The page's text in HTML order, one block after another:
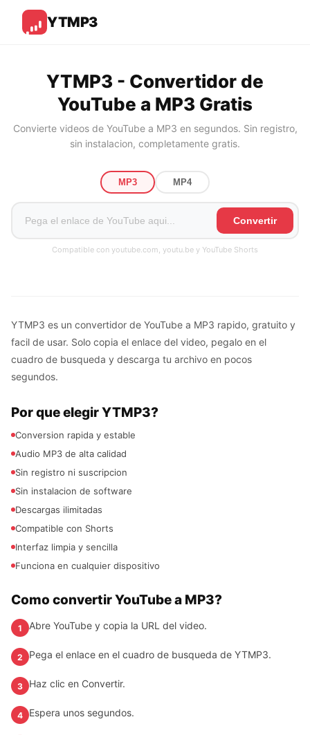
YTMP3
YTMP3 - Convertidor de
YouTube a MP3 Gratis
Convierte videos de YouTube a MP3 en segundos. Sin registro,
sin instalacion, completamente gratis.
MP3 MP4
Convertir
Compatible con youtube.com, youtu.be y YouTube Shorts
YTMP3 es un convertidor de YouTube a MP3 rapido, gratuito y
facil de usar. Solo copia el enlace del video, pegalo en el
cuadro de busqueda y descarga tu archivo en pocos
segundos.
Por que elegir YTMP3?
Conversion rapida y estable
Audio MP3 de alta calidad
Sin registro ni suscripcion
Sin instalacion de software
Descargas ilimitadas
Compatible con Shorts
Interfaz limpia y sencilla
Funciona en cualquier dispositivo
Como convertir YouTube a MP3?
1 Abre YouTube y copia la URL del video.
2 Pega el enlace en el cuadro de busqueda de YTMP3.
3 Haz clic en Convertir.
4 Espera unos segundos.